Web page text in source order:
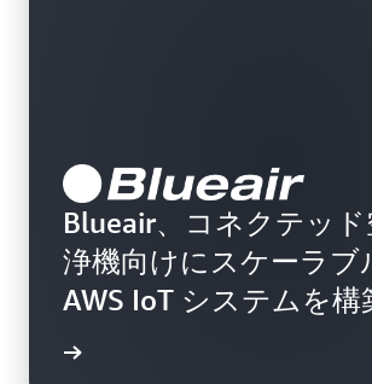
Blueair、コネクテッド
浄機向けにスケーラブ
AWS IoT システムを構